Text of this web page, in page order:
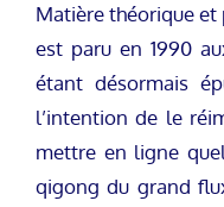
Matière théorique et
est paru en 1990
étant désormais
l’intention de le
mettre en ligne
qigong du grand